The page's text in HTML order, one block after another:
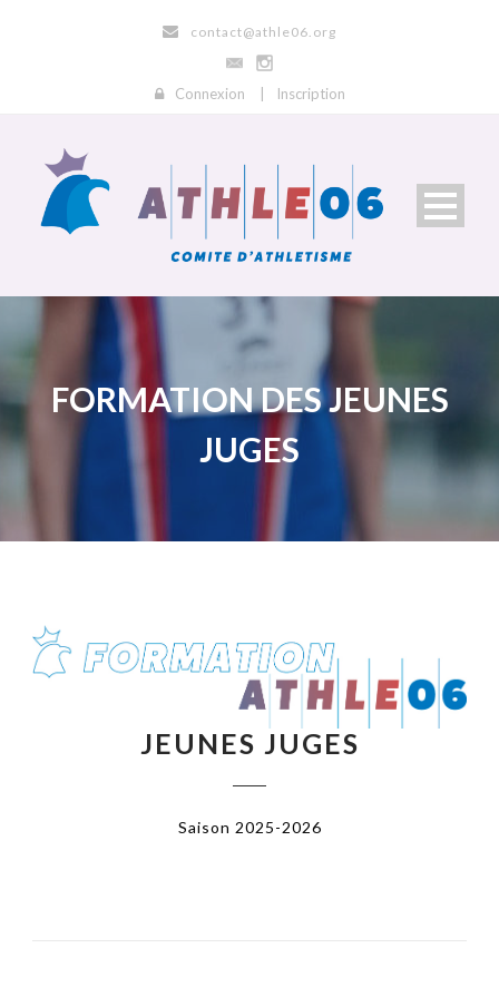
contact@athle06.org
Connexion Inscription
FORMATION DES JEUNES
JUGES
JEUNES JUGES
Saison 2025-2026